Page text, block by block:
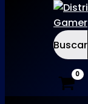
Buscar